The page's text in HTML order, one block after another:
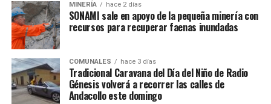
MINERÍA hace 2 días
SONAMI sale en apoyo de la pequeña minería con
recursos para recuperar faenas inundadas
COMUNALES hace 3 días
Tradicional Caravana del Día del Niño de Radio
Génesis volverá a recorrer las calles de
Andacollo este domingo